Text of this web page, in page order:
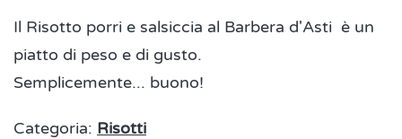
Il Risotto porri e salsiccia al Barbera d'Asti è un
piatto di peso e di gusto.
Semplicemente... buono!
Categoria: Risotti